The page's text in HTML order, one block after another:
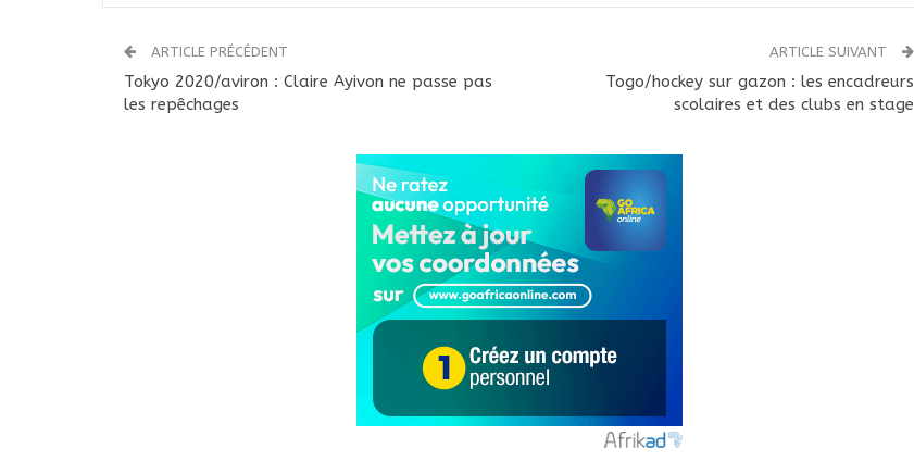
ARTICLE PRÉCÉDENT
Tokyo 2020/aviron : Claire Ayivon ne passe pas
les repêchages
ARTICLE SUIVANT
Togo/hockey sur gazon : les encadreurs
scolaires et des clubs en stage